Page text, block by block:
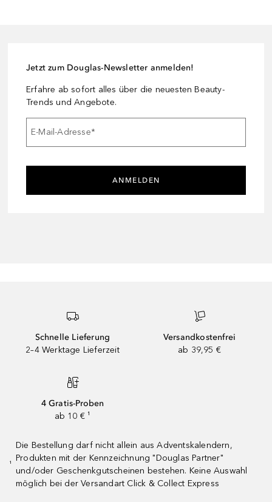
Jetzt zum Douglas-Newsletter anmelden!
Erfahre ab sofort alles über die neuesten Beauty-
Trends und Angebote.
E-Mail-Adresse*
ANMELDEN
Schnelle Lieferung
2–4 Werktage Lieferzeit
Versandkostenfrei
ab 39,95 €
4 Gratis-Proben
ab 10 € ¹
¹
Die Bestellung darf nicht allein aus Adventskalendern,
Produkten mit der Kennzeichnung "Douglas Partner"
und/oder Geschenkgutscheinen bestehen. Keine Auswahl
möglich bei der Versandart Click & Collect Express